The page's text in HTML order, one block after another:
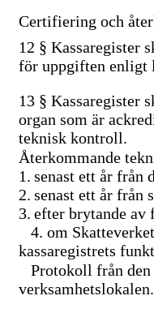
Certifiering och
12 § Kassaregister
för uppgiften enligt
13 § Kassaregister
organ som är
teknisk kontroll.
Återkommande
1. senast ett år från
2. senast ett år från
3. efter brytande av
4. om
kassaregistrets
Protokoll från
verksamhetslokalen.